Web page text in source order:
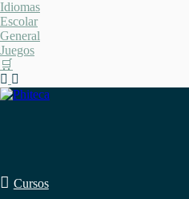
Saltar
al
contenido
Idiomas
Escolar
General
Juegos
🛒
Cursos